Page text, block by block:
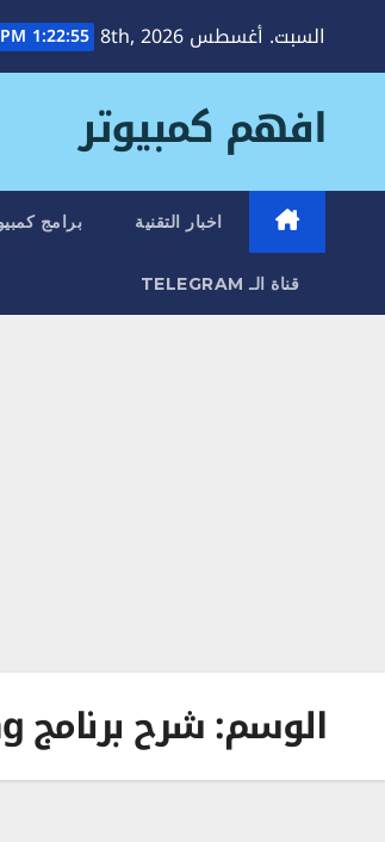
السبت. أغسطس 8th, 2026 1:22:55 PM
افهم كمبيوتر
اخبار التقنية برامج
قناة الـ TELEGRAM
الوسم:شرح برنامج Everything